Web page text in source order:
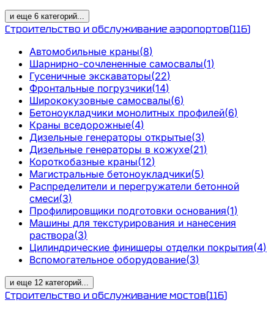
и еще 6 категорий...
Строительство и обслуживание аэропортов(116)
Автомобильные краны(8)
Шарнирно-сочлененные самосвалы(1)
Гусеничные экскаваторы(22)
Фронтальные погрузчики(14)
Ширококузовные самосвалы(6)
Бетоноукладчики монолитных профилей(6)
Краны вседорожные(4)
Дизельные генераторы открытые(3)
Дизельные генераторы в кожухе(21)
Короткобазные краны(12)
Магистральные бетоноукладчики(5)
Распределители и перегружатели бетонной
смеси(3)
Профилировщики подготовки основания(1)
Машины для текстурирования и нанесения
раствора(3)
Цилиндрические финишеры отделки покрытия(4)
Вспомогательное оборудование(3)
и еще 12 категорий...
Строительство и обслуживание мостов(116)